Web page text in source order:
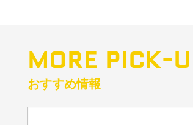
MORE PICK-
おすすめ情報